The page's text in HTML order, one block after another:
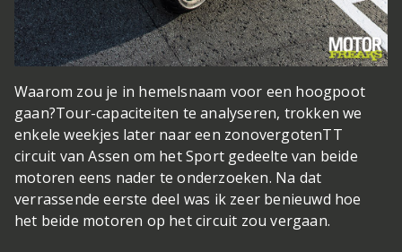
Waarom zou je in hemelsnaam voor een hoogpoot
gaan?Tour-capaciteiten te analyseren, trokken we
enkele weekjes later naar een zonovergotenTT
circuit van Assen om het Sport gedeelte van beide
motoren eens nader te onderzoeken. Na dat
verrassende eerste deel was ik zeer benieuwd hoe
het beide motoren op het circuit zou vergaan.